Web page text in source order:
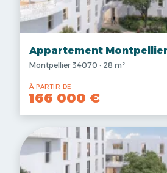
Appartement Montpellier
Montpellier 34070 · 28 m²
À PARTIR DE
166 000 €